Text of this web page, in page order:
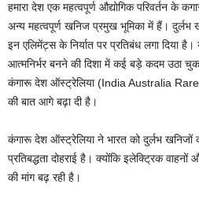
हमारा देश एक महत्वपूर्ण औद्योगिक परिवर्तन के
अन्य महत्वपूर्ण खनिज प्रमुख भूमिका में हैं। दुर्लभ
इन एलिमेंट्स के निर्यात पर प्रतिबंध लगा दिया
आत्मनिर्भर बनने की दिशा में कई बड़े कदम उठा
कंगारू देश ऑस्ट्रेलिया (India Australia
की बात आगे बढ़ा दी है।
कंगारू देश ऑस्ट्रेलिया ने भारत को दुर्लभ खनिजों
प्रतिबद्धता दोहराई है। क्योंकि इलेक्ट्रिक
की मांग बढ़ रही है।